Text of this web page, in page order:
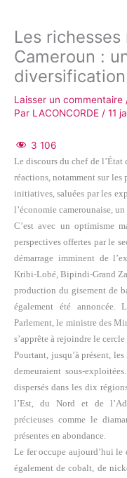
Les
Cameroun :
Laisser un commentaire
Par LACONCORDE / 11
3 106
Le discours du chef de l’État
réactions, notamment sur les
initiatives, saluées par les
l’économie camerounaise,
C’est avec un optimisme
perspectives offertes par le
démarrage imminent de
Kribi-Lobé, Bipindi-Grand
production du gisement de
également été annoncée.
Parlement, le ministre des
s’apprête à rejoindre le
Pourtant, jusqu’à présent,
demeuraient sous-
dispersés dans les dix
l’Est, du Nord et de
précieuses comme le
présentes en abondance.
Le fer occupe aujourd’hui le
également de cobalt, de